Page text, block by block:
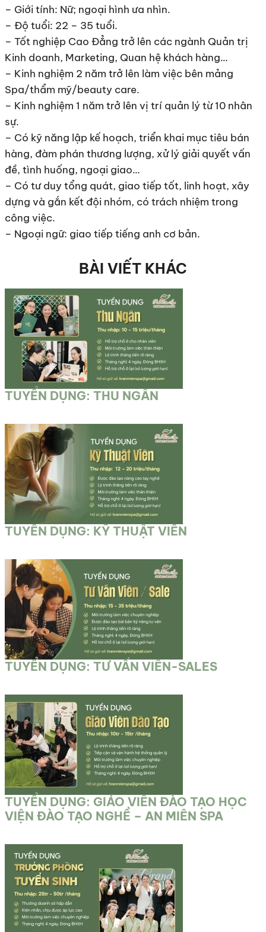
– Giới tính: Nữ; ngoại hình ưa nhìn.
– Độ tuổi: 22 – 35 tuổi.
– Tốt nghiệp Cao Đẳng trở lên các ngành Quản trị
Kinh doanh, Marketing, Quan hệ khách hàng…
– Kinh nghiệm 2 năm trở lên làm việc bên mảng
Spa/thẩm mỹ/beauty care.
– Kinh nghiệm 1 năm trở lên vị trí quản lý từ 10 nhân
sự.
– Có kỹ năng lập kế hoạch, triển khai mục tiêu bán
hàng, đàm phán thương lượng, xử lý giải quyết vấn
đề, tình huống, ngoại giao…
– Có tư duy tổng quát, giao tiếp tốt, linh hoạt, xây
dựng và gắn kết đội nhóm, có trách nhiệm trong
công việc.
– Ngoại ngữ: giao tiếp tiếng anh cơ bản.
BÀI VIẾT KHÁC
TUYỂN DỤNG: THU NGÂN
TUYÊN DỤNG: KỸ THUẬT VIÊN
TUYỂN DỤNG: TƯ VẤN VIÊN-SALES
TUYỂN DỤNG: GIÁO VIÊN ĐÀO TẠO HỌC
VIỆN ĐÀO TẠO NGHỀ – AN MIÊN SPA